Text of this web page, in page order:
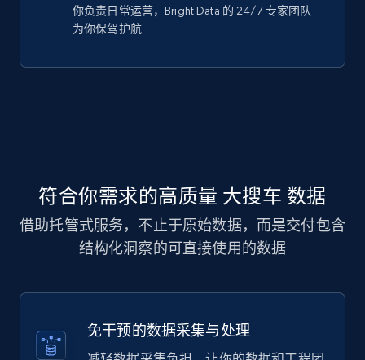
你负责日常运营，Bright Data 的 24/7 专家团队
为你保驾护航
符合你需求的高质量 大搜车 数据
借助托管式服务，不止于原始数据，而是交付包含
结构化洞察的可直接使用的数据
免干预的数据采集与处理